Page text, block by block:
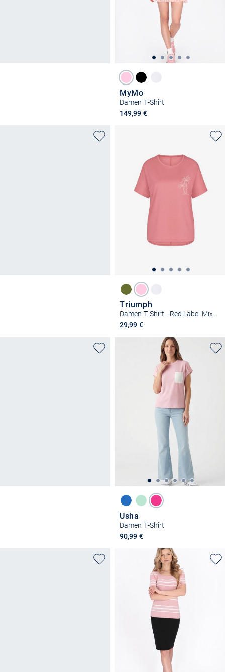
MyMo
Damen T-Shirt
149,99 €
Triumph
Damen T-Shirt - Red Label Mix & Match Top
29,99 €
Usha
Damen T-Shirt
90,99 €